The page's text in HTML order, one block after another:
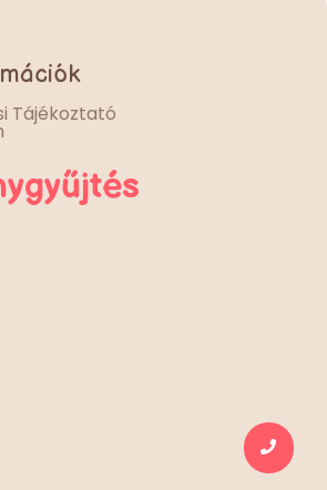
Tájékoztató